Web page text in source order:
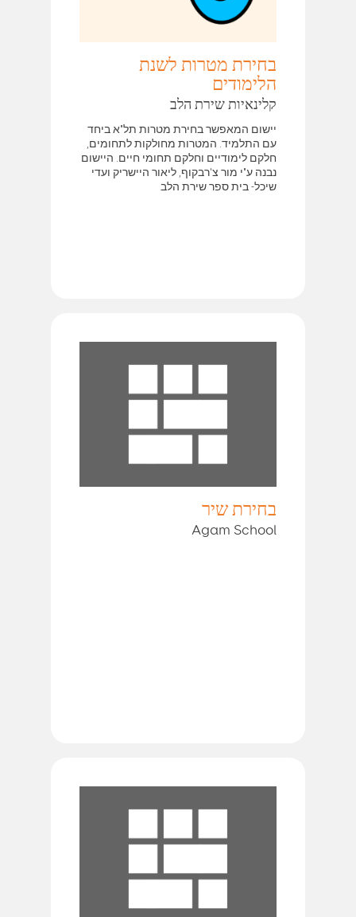
בחירת מטרות לשנת
הלימודים
קלינאיות שירת הלב
יישום המאפשר בחירת מטרות תל"א ביחד
עם התלמיד. המטרות מחולקות לתחומים,
חלקם לימודיים וחלקם תחומי חיים. היישום
נבנה ע"י מור צ'רבקוף, ליאור היישריק ועדי
שיכל- בית ספר שירת הלב
בחירת שיר
Agam School